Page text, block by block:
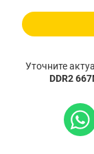
Уточните
DDR2